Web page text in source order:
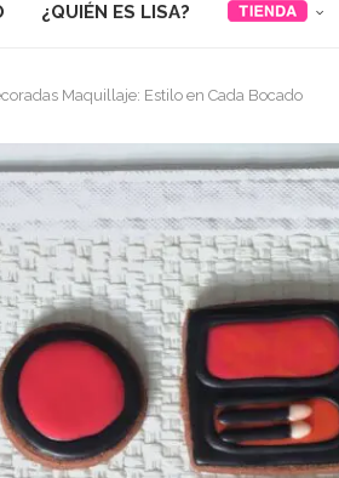
¿QUIÉN ES LISA?
Maquillaje: Estilo en Cada Bocado